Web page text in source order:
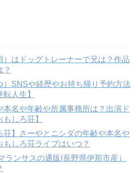
）はドッグトレーナーで兄は？作品
？
）SNSや経歴やお持ち帰り予約方法
人生】
本名や年齢や所属事務所は？出演ド
しろ荘】
荘】さーやとニシダの年齢や本名や
しろ荘ライブはいつ？
ランサスの通販(長野県伊那市産）